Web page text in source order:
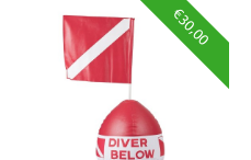
€30,00